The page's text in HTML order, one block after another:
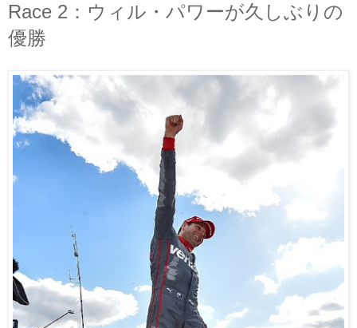
Race 2：ウィル・パワーが久しぶりの
優勝